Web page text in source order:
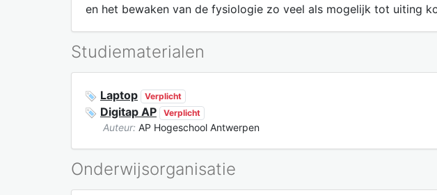
en het bewaken van de fysiologie zo veel als mogelijk tot uiting
Studiematerialen
Laptop Verplicht
Digitap AP Verplicht
Auteur: AP Hogeschool Antwerpen
Onderwijsorganisatie